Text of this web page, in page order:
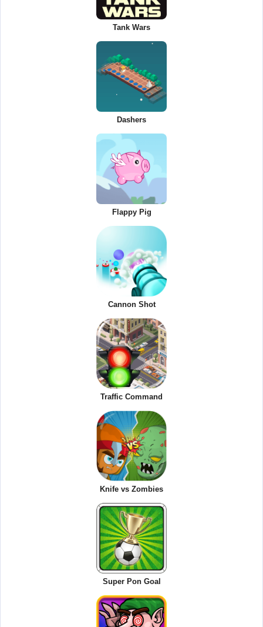
Tank Wars
Dashers
Flappy Pig
Cannon Shot
Traffic Command
Knife vs Zombies
Super Pon Goal